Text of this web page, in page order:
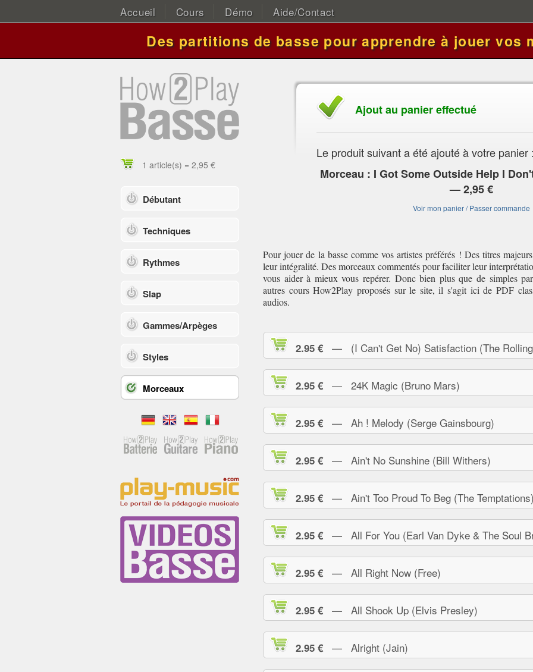
Accueil Cours Démo Aide/Contact
Des partitions de basse pour apprendre à jouer vos
1 article(s) = 2,95 €
Débutant
Techniques
Rythmes
Slap
Gammes/Arpèges
Styles
Morceaux
Ajout au panier effectué
Le produit suivant a été ajouté à votre panier
Morceau : I Got Some Outside Help I
— 2,95 €
Voir mon panier / Passer commande
Pour jouer de la basse comme vos artistes préférés ! Des titres
leur intégralité. Des morceaux commentés pour faciliter leur
vous aider à mieux vous repérer. Donc bien plus que de simples
autres cours How2Play proposés sur le site, il s'agit ici de PDF
audios.
2.95 € — (I Can't Get No) Satisfaction (The
2.95 € — 24K Magic (Bruno Mars)
2.95 € — Ah ! Melody (Serge Gainsbourg)
2.95 € — Ain't No Sunshine (Bill Withers)
2.95 € — Ain't Too Proud To Beg (The
2.95 € — All For You (Earl Van Dyke & The Soul
2.95 € — All Right Now (Free)
2.95 € — All Shook Up (Elvis Presley)
2.95 € — Alright (Jain)